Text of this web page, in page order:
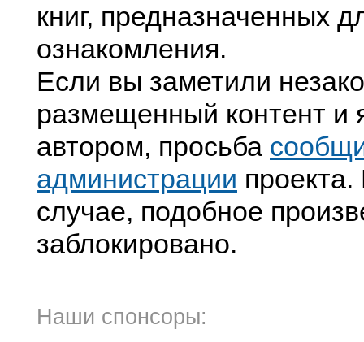
книг, предназначенных
ознакомления.
Если вы заметили
размещенный контент и
автором, просьба
администрации
случае, подобное
заблокировано.
Наши спонсоры: